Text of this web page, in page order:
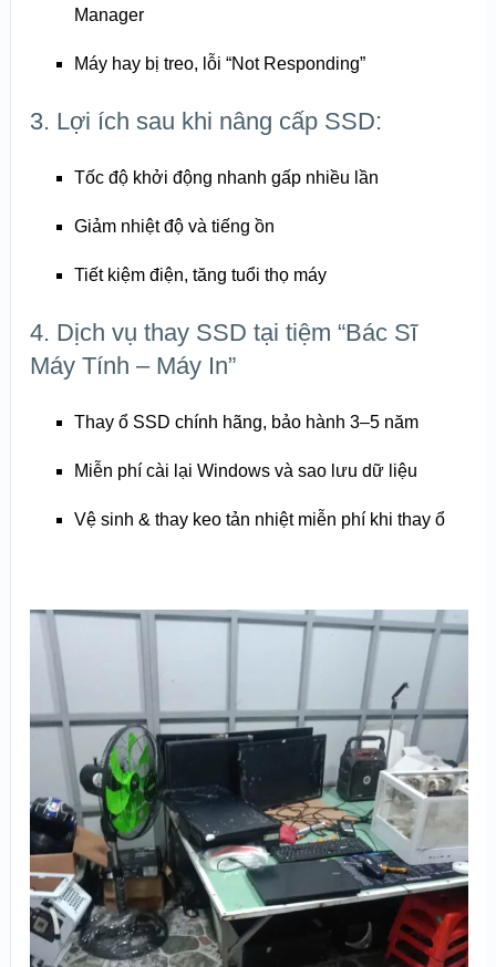
Manager
Máy hay bị treo, lỗi “Not Responding”
3. Lợi ích sau khi nâng cấp SSD:
Tốc độ khởi động nhanh gấp nhiều lần
Giảm nhiệt độ và tiếng ồn
Tiết kiệm điện, tăng tuổi thọ máy
4. Dịch vụ thay SSD tại tiệm “Bác Sĩ
Máy Tính – Máy In”
Thay ổ SSD chính hãng, bảo hành 3–5 năm
Miễn phí cài lại Windows và sao lưu dữ liệu
Vệ sinh & thay keo tản nhiệt miễn phí khi thay ổ